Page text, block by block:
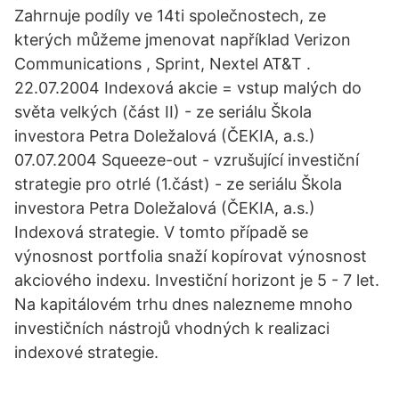
Zahrnuje podíly ve 14ti společnostech, ze
kterých můžeme jmenovat například Verizon
Communications , Sprint, Nextel AT&T .
22.07.2004 Indexová akcie = vstup malých do
světa velkých (část II) - ze seriálu Škola
investora Petra Doležalová (ČEKIA, a.s.)
07.07.2004 Squeeze-out - vzrušující investiční
strategie pro otrlé (1.část) - ze seriálu Škola
investora Petra Doležalová (ČEKIA, a.s.)
Indexová strategie. V tomto případě se
výnosnost portfolia snaží kopírovat výnosnost
akciového indexu. Investiční horizont je 5 - 7 let.
Na kapitálovém trhu dnes nalezneme mnoho
investičních nástrojů vhodných k realizaci
indexové strategie.